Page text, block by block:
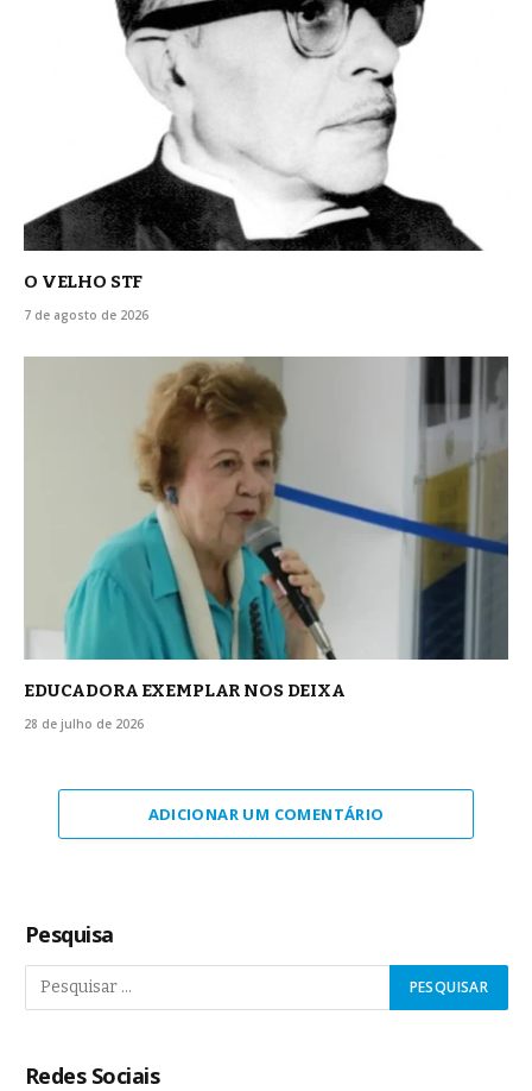
O VELHO STF
7 de agosto de 2026
EDUCADORA EXEMPLAR NOS DEIXA
28 de julho de 2026
ADICIONAR UM COMENTÁRIO
Pesquisa
Redes Sociais